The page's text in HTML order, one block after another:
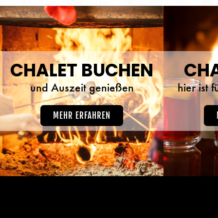
CHALET BUCHEN
und Auszeit genießen
MEHR ERFAHREN
hier ist